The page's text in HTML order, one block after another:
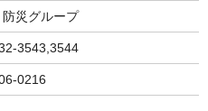
災グループ
3543,3544
0216